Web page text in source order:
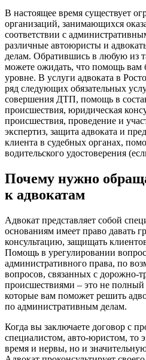
В настоящее время существует
организаций, занимающихся
соответствии с
различные автоюристы и
делам. Обратившись в любую из
можете ожидать, что помощь вам
уровне. В услуги адвоката в
ряд следующих обязательных
совершения ДТП, помощь в
происшествия, юридическая
происшествия, проведение и
экспертиз, защита адвоката и
клиента в судебных органах,
водительского удостоверения
Почему нужно
к адвокатам
Адвокат представляет собой
основаниям имеет право давать
консультацию, защищать
Помощь в урегулировании
административного права, по
вопросов, связанных с дорожно-
происшествиями – это не полный
которые вам поможет решить
по административным делам.
Когда вы заключаете договор с
специалистом, авто-юристом, то
время и нервы, но и